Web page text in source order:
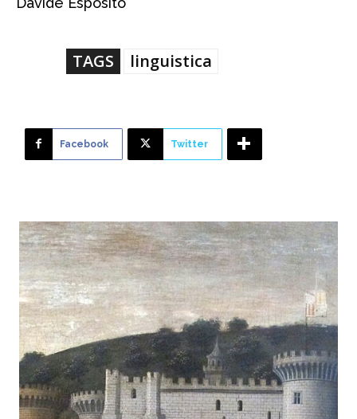
TAGS linguistica
Facebook Twitter